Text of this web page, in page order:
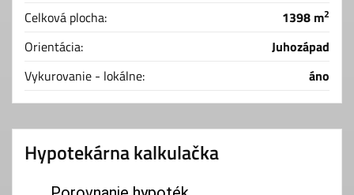
Celková plocha:
1398 m2
Orientácia:
Juhozápad
Vykurovanie - lokálne:
áno
Hypotekárna kalkulačka